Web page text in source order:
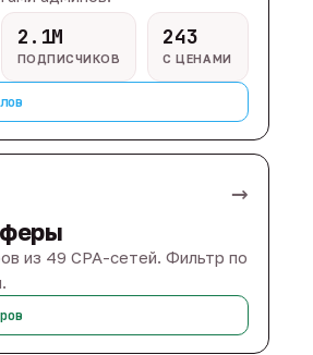
2.1M
ПОДПИСЧИКОВ
243
С ЦЕНАМИ
→
из 49 CPA-сетей. Фильтр по